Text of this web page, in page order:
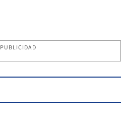
PUBLICIDAD